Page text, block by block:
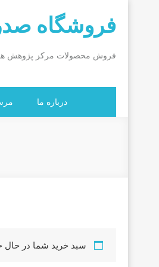
فروشگاه
فروش محصولات مرکز پژوهش
درباره ما
سبد خرید شما در